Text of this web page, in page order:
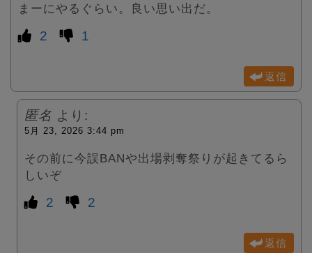
まーにやるぐらい。良い思い出だ。
2 1
返信
匿名 より:
5月 23, 2026 3:44 pm
その前に今誤BANや出場剥奪祭りが起きてるら
しいぞ
2 2
返信